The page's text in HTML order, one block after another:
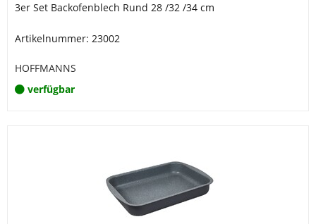
3er Set Backofenblech Rund 28 /32 /34 cm
Artikelnummer: 23002
HOFFMANNS
verfügbar